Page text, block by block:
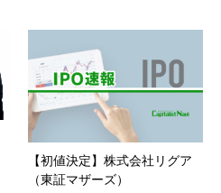
【初値決定】株式会社リグア
（東証マザーズ）